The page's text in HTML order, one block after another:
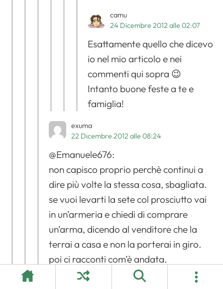
camu
24 Dicembre 2012 alle 02:07
Esattamente quello che dicevo
io nel mio articolo e nei
commenti qui sopra 😉
Intanto buone feste a te e
famiglia!
exuma
22 Dicembre 2012 alle 08:24
@Emanuele676:
non capisco proprio perchè continui a
dire più volte la stessa cosa, sbagliata.
se vuoi levarti la sete col prosciutto vai
in un’armeria e chiedi di comprare
un’arma, dicendo al venditore che la
terrai a casa e non la porterai in giro.
poi ci racconti com’è andata.
facile no?